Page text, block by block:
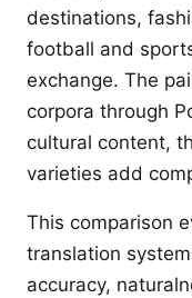
destinations,
football and
exchange. The
corpora through
cultural content,
varieties add
This comparison
translation
accuracy,